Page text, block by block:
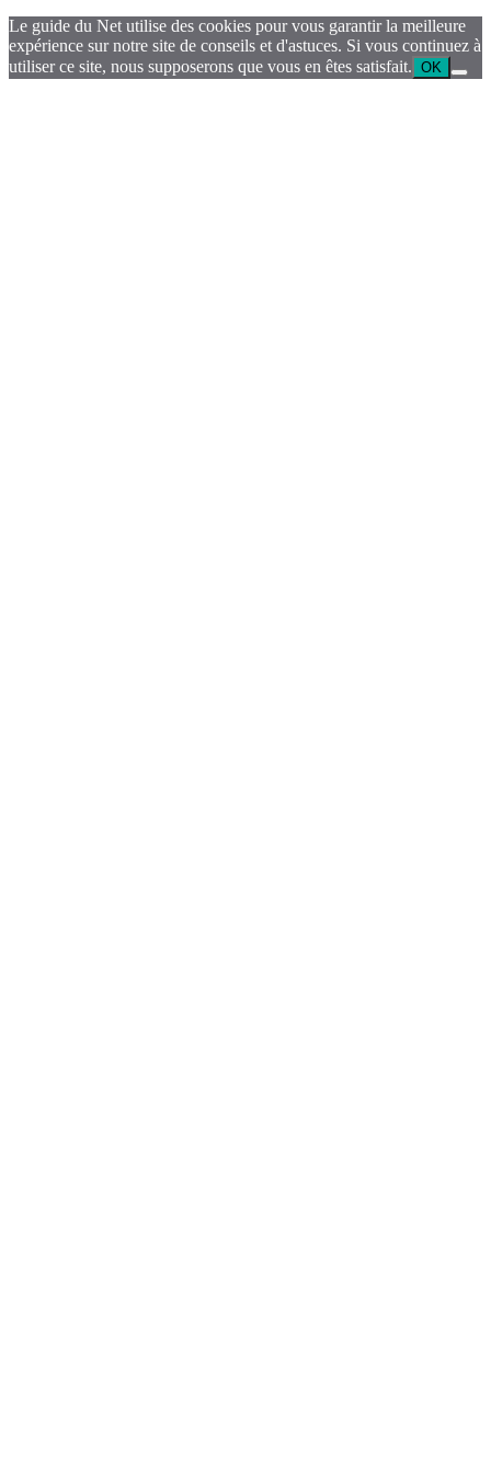
Le guide du Net utilise des cookies pour vous garantir la meilleure
expérience sur notre site de conseils et d'astuces. Si vous continuez à
utiliser ce site, nous supposerons que vous en êtes satisfait. OK